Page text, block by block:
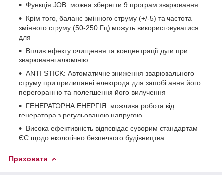
Функція JOB: можна зберегти 9 програм зварювання
Крім того, баланс змінного струму (+/-5) та частота
змінного струму (50-250 Гц) можуть використовуватися
для
Вплив ефекту очищення та концентрації дуги при
зварюванні алюмінію
ANTI STICK: Автоматичне зниження зварювального
струму при прилипанні електрода для запобігання його
перегоранню та полегшення його вилучення
ГЕНЕРАТОРНА ЕНЕРГІЯ: можлива робота від
генератора з регульованою напругою
Висока ефективність відповідає суворим стандартам
ЄС щодо екологічно безпечного будівництва.
Приховати